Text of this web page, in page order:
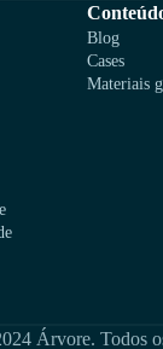
Blog
Cases
Materiais
Árvore. Todos